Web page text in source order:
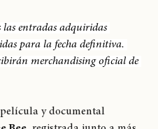
las entradas adquiridas
para la fecha definitiva.
merchandising oficial de